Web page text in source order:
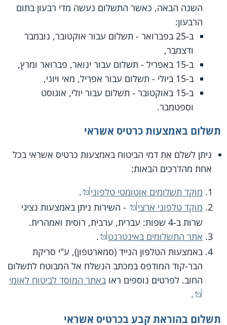
השנה הבאה, כאשר התשלום נעשה מדי רבעון בתום
הרבעון:
ב-25 בפברואר - תשלום עבור אוקטובר, נובמבר
ודצמבר,
ב-15 באפריל - תשלום עבור ינואר, פברואר ומרץ,
ב-15 ביולי - תשלום עבור אפריל, מאי ויוני,
ב-15 באוקטובר - תשלום עבור יולי, אוגוסט
וספטמבר.
תשלום באמצעות כרטיס אשראי
ניתן לשלם את דמי הביטוח באמצעות כרטיס אשראי בכל
אחת מהדרכים הבאות:
מוקד תשלומים אוטומטי טלפוני
.
מוקד טלפוני ארצי
- השירות ניתן באמצעות נציגי
שרות ב-4 שפות: עברית, ערבית, רוסית ואמהרית.
אתר התשלומים באינטרנט
.
באמצעות הטלפון הנייד (סמארטפון), ע"י סריקת
הבר-קוד המודפס במכתב הנשלח אל המבוטח לתשלום
החוב. לפרטים נוספים ראו באתר המוסד לביטוח לאומי
.
תשלום בהוראת קבע בכרטיס אשראי